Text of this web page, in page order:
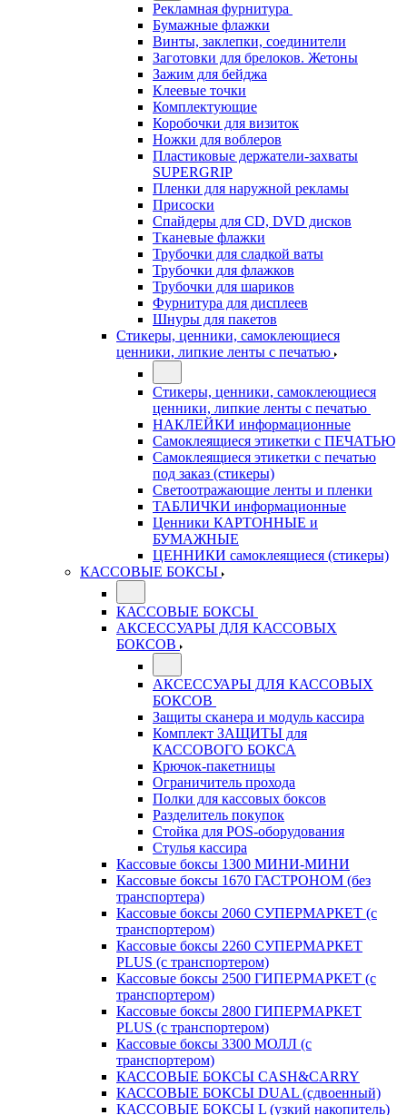
Рекламная фурнитура
Бумажные флажки
Винты, заклепки, соединители
Заготовки для брелоков. Жетоны
Зажим для бейджа
Клеевые точки
Комплектующие
Коробочки для визиток
Ножки для воблеров
Пластиковые держатели-захваты
SUPERGRIP
Пленки для наружной рекламы
Присоски
Спайдеры для CD, DVD дисков
Тканевые флажки
Трубочки для сладкой ваты
Трубочки для флажков
Трубочки для шариков
Фурнитура для дисплеев
Шнуры для пакетов
Стикеры, ценники, самоклеющиеся
ценники, липкие ленты с печатью
Стикеры, ценники, самоклеющиеся
ценники, липкие ленты с печатью
НАКЛЕЙКИ информационные
Самоклеящиеся этикетки с ПЕЧАТЬЮ
Самоклеящиеся этикетки с печатью
под заказ (стикеры)
Светоотражающие ленты и пленки
ТАБЛИЧКИ информационные
Ценники КАРТОННЫЕ и
БУМАЖНЫЕ
ЦЕННИКИ самоклеящиеся (стикеры)
КАССОВЫЕ БОКСЫ
КАССОВЫЕ БОКСЫ
АКСЕССУАРЫ ДЛЯ КАССОВЫХ
БОКСОВ
АКСЕССУАРЫ ДЛЯ КАССОВЫХ
БОКСОВ
Защиты сканера и модуль кассира
Комплект ЗАЩИТЫ для
КАССОВОГО БОКСА
Крючок-пакетницы
Ограничитель прохода
Полки для кассовых боксов
Разделитель покупок
Стойка для POS-оборудования
Стулья кассира
Кассовые боксы 1300 МИНИ-МИНИ
Кассовые боксы 1670 ГАСТРОНОМ (без
транспортера)
Кассовые боксы 2060 СУПЕРМАРКЕТ (с
транспортером)
Кассовые боксы 2260 СУПЕРМАРКЕТ
PLUS (с транспортером)
Кассовые боксы 2500 ГИПЕРМАРКЕТ (с
транспортером)
Кассовые боксы 2800 ГИПЕРМАРКЕТ
PLUS (с транспортером)
Кассовые боксы 3300 МОЛЛ (с
транспортером)
КАССОВЫЕ БОКСЫ CASH&CARRY
КАССОВЫЕ БОКСЫ DUAL (сдвоенный)
КАССОВЫЕ БОКСЫ L (узкий накопитель)